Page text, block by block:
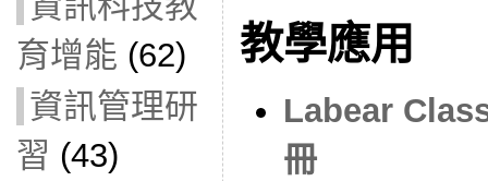
育增能 (62)
資訊管理研
習 (43)
教學應用
Labear
冊